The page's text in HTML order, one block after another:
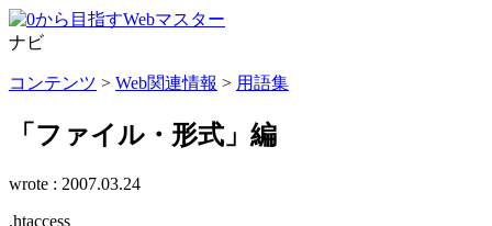
ナビ
コンテンツ > Web関連情報 > 用語集
「ファイル・形式」編
wrote : 2007.03.24
.htaccess